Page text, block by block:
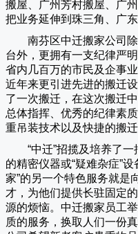
搬屋、广州芳村搬屋、广
把业务延伸到珠三角、广东
南芬区中迁搬家公司
台外，更拥有一支纪律严
省内几百万的市民及企事
近年来更引进先进的搬迁
了一次搬迁，在这次搬迁中
总体指挥、优秀的纪律素
重吊装技术以及快捷的搬
“中迁”招揽及培养了
的精密仪器或“疑难杂症”
家”的另一个特色服务就是
才，为他们提供长驻固定
源的烦恼。 中迁搬家员工
质的服务，换取人们一份